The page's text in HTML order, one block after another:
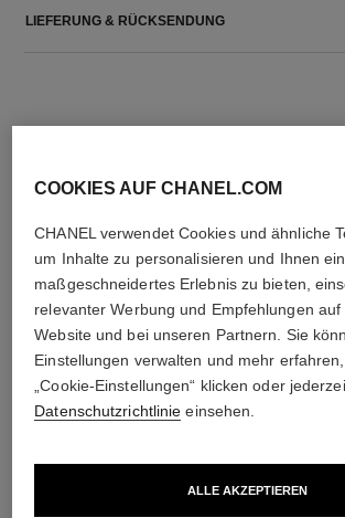
LIEFERUNG & RÜCKSENDUNG
DIE PERFEKTE
COOKIES AUF CHANEL.COM
CHANEL verwendet Cookies und ähnliche
um Inhalte zu personalisieren und Ihnen ein
maßgeschneidertes Erlebnis zu bieten,
relevanter Werbung und Empfehlungen
Website und bei unseren Partnern. Sie
Einstellungen verwalten und mehr
„Cookie-Einstellungen“ klicken oder
Datenschutzrichtlinie einsehen.
ALLE AKZEPTIEREN